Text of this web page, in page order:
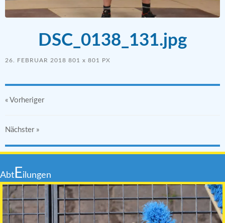
DSC_0138_131.jpg
26. FEBRUAR 2018 801 x 801 PX
« Vorheriger
Nächster »
Abt Eilungen